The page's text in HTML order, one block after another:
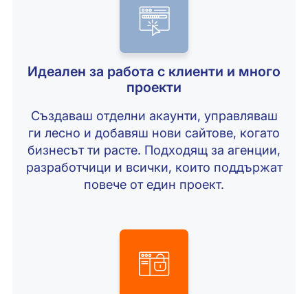
Идеален за работа с клиенти и много
проекти
Създаваш отделни акаунти, управляваш
ги лесно и добавяш нови сайтове, когато
бизнесът ти расте. Подходящ за агенции,
разработчици и всички, които поддържат
повече от един проект.